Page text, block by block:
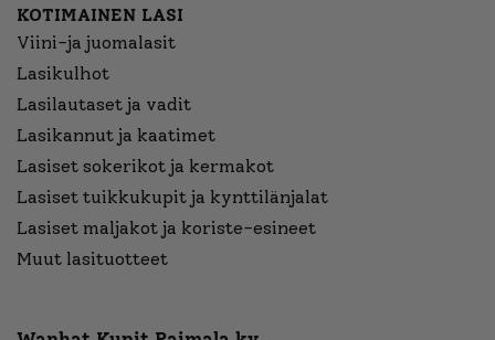
KOTIMAINEN LASI
Viini-ja juomalasit
Lasikulhot
Lasilautaset ja vadit
Lasikannut ja kaatimet
Lasiset sokerikot ja kermakot
Lasiset tuikkukupit ja kynttilänjalat
Lasiset maljakot ja koriste-esineet
Muut lasituotteet